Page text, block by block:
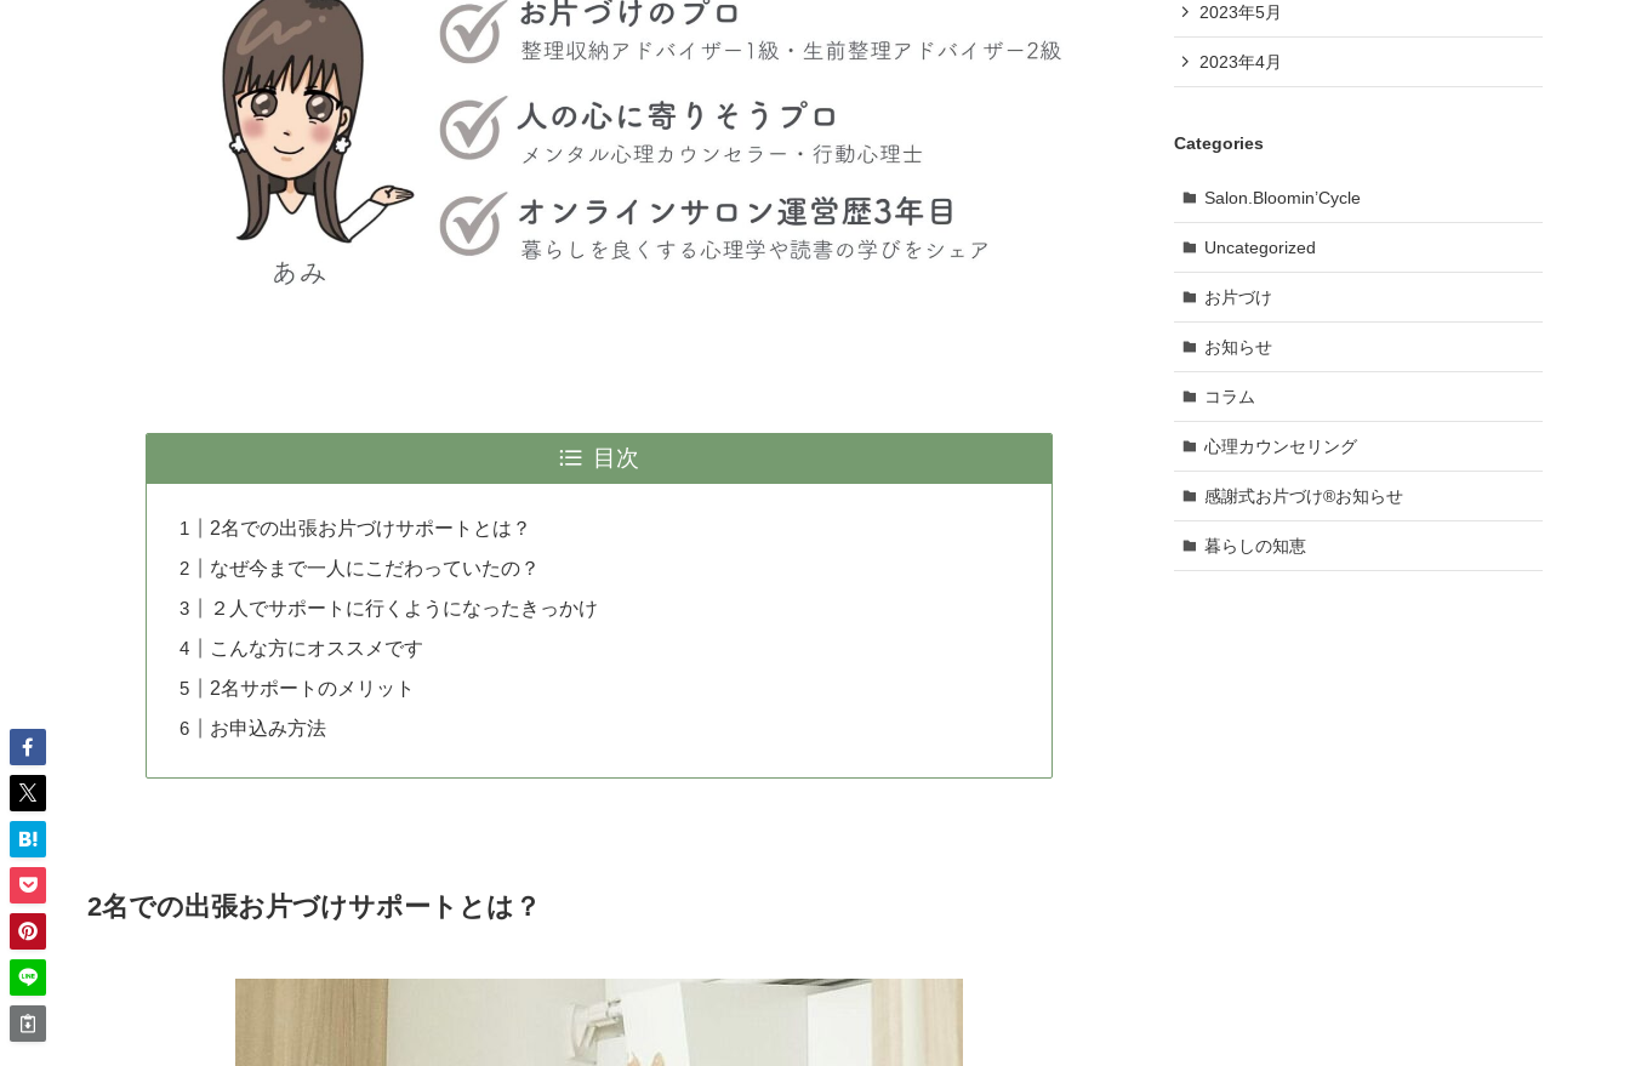
目次
2名での出張お片づけサポートとは？
なぜ今まで一人にこだわっていたの？
２人でサポートに行くようになったきっかけ
こんな方にオススメです
2名サポートのメリット
お申込み方法
2名での出張お片づけサポートとは？
2023年5月
2023年4月
Categories
Salon.Bloomin’Cycle
Uncategorized
お片づけ
お知らせ
コラム
心理カウンセリング
感謝式お片づけ®お知らせ
暮らしの知恵